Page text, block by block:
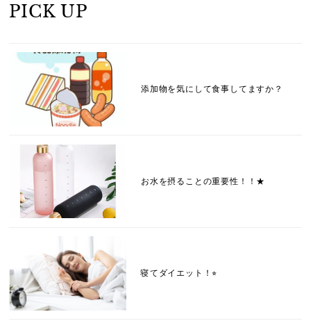
PICK UP
添加物を気にして食事してますか？
お水を摂ることの重要性！！★
寝てダイエット！⭐︎